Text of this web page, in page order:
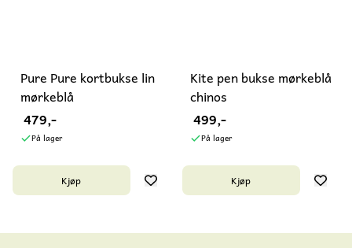
Pure Pure kortbukse lin
mørkeblå
479,-
På lager
Kjøp
Kite pen bukse mørkeblå
chinos
499,-
På lager
Kjøp